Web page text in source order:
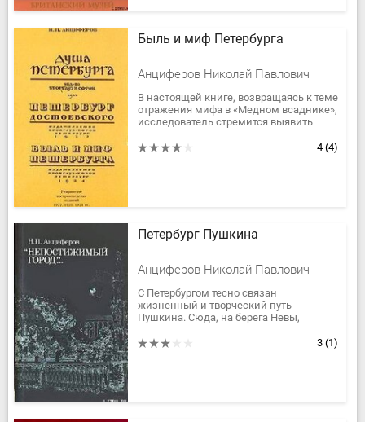
Быль и миф Петербурга
Анциферов Николай Павлович
В настоящей книге, возвращаясь к теме
отражения мифа в «Медном всаднике»,
исследователь стремится выявить
проследить процесс...
4 (4)
Петербург Пушкина
Анциферов Николай Павлович
С Петербургом тесно связан
жизненный и творческий путь
Пушкина. Сюда, на берега Невы,
году. Здесь, в доме на набережной
3 (1)